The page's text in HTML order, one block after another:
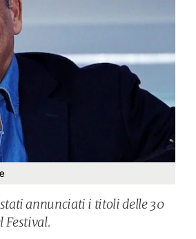
annunciati i titoli delle 30
Festival.